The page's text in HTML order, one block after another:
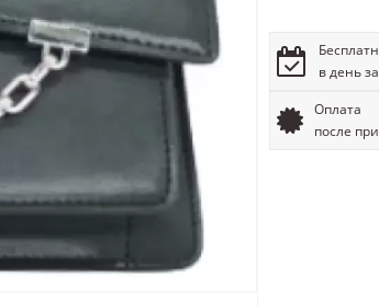
в день
Оплата
после